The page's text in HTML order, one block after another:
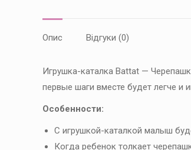
Опис Відгуки (0)
Игрушка-каталка Battat —
первые шаги вместе будет легче и
Особенности:
С игрушкой-каталкой малыш
Когда ребенок толкает